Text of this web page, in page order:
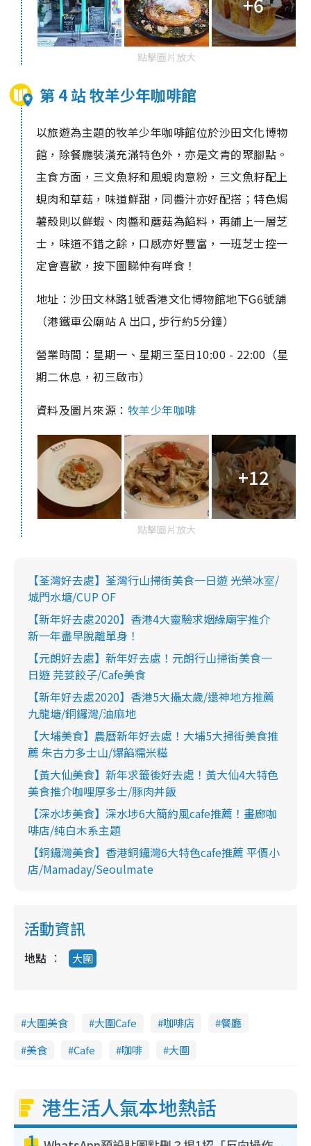
點擊圖片放大
第 4 站 牧羊少年咖啡館
以旅遊為主題的牧羊少年咖啡館位於沙田文化博物
館，除餐廳裝潢充滿特色外，亦是文青的聚腳點。
主食方面，三文魚籽和風蜆肉意粉，三文魚籽配上
蜆肉和草菇，味道鮮甜，同醬汁亦好配搭；特色焗
薯殼則以鮮蝦、肉醬和蘑菇為餡料，再鋪上一層芝
士，味道不錯之餘，口感亦好豐富，一班芝士控一
定會喜歡，按下圖睇仲有咩食！
地址：沙田文林路1號香港文化博物館地下G6號舖
（港鐵車公廟站 A 出口, 步行約5分鐘）
營業時間：星期一、星期三至日10:00 - 22:00（星
期二休息，初三啟市）
資料及圖片來源： 牧羊少年咖啡
+12
點擊圖片放大
【荃灣好去處】荃灣行山掃街美食一日遊 光榮冰室/
城門水塘/CUP OF
【新年好去處2020】香港4大靈驗求姻緣廟宇推介
新一年盡早脫離單身！
【元朗好去處】新年好去處！元朗行山掃街美食一
日遊 芫荽餃子/Cafe美食
【新年好去處2020】香港5大攝太歲/還神地方推薦
九龍塘/銅鑼灣/油麻地
【大埔美食】農曆新年好去處！大埔5大掃街美食推
薦 朱古力多士山/爆餡糯米糍
【黃大仙美食】新年求籤後好去處！黃大仙4大特色
美食推介咖哩厚多士/豚肉丼飯
【深水埗美食】深水埗6大簡約風cafe推薦！畫廊咖
啡店/純白木系主題
【銅鑼灣美食】香港銅鑼灣6大特色cafe推薦 平價小
店/Mamaday/Seoulmate
活動資訊
地點 大圍
大圍美食 大圍Cafe 咖啡店
餐廳
美食
Cafe 咖啡 大圍
港生活人氣本地熱話
1